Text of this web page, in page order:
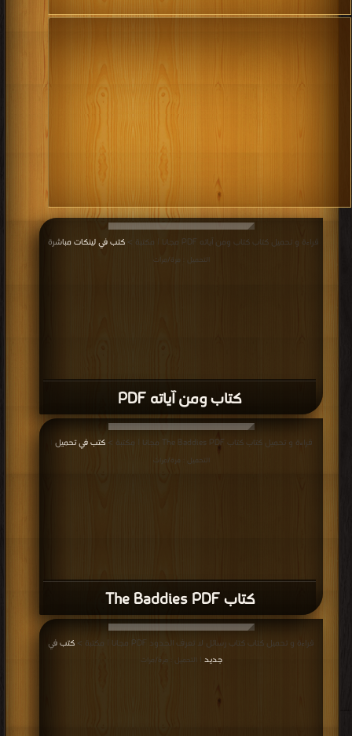
كتاب ومن آياته PDF
قراءة و تحميل كتاب كتاب ومن آياته PDF مجانا | مكتبة > كتب في لينكات مباشرة
التحميل : مرة/مرات
كتاب The Baddies PDF
قراءة و تحميل كتاب كتاب The Baddies PDF مجانا | مكتبة > كتب في تحميل
التحميل : مرة/مرات
قراءة و تحميل كتاب كتاب رسائل لا تعرف الحدود PDF مجانا | مكتبة >
كتب في
جديد | التحميل : مرة/مرات